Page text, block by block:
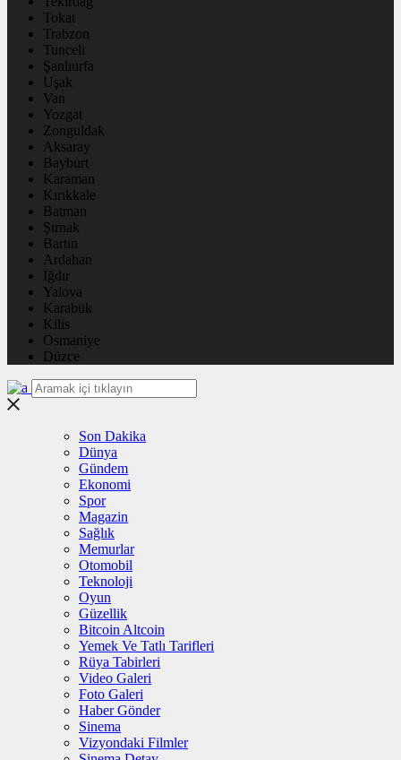
Tokat
Trabzon
Tunceli
Şanlıurfa
Uşak
Van
Yozgat
Zonguldak
Aksaray
Bayburt
Karaman
Kırıkkale
Batman
Şırnak
Bartın
Ardahan
Iğdır
Yalova
Karabük
Kilis
Osmaniye
Düzce
Son Dakika
Dünya
Gündem
Ekonomi
Spor
Magazin
Sağlık
Memurlar
Otomobil
Teknoloji
Oyun
Güzellik
Bitcoin Altcoin
Yemek Ve Tatlı Tarifleri
Rüya Tabirleri
Video Galeri
Foto Galeri
Haber Gönder
Sinema
Vizyondaki Filmler